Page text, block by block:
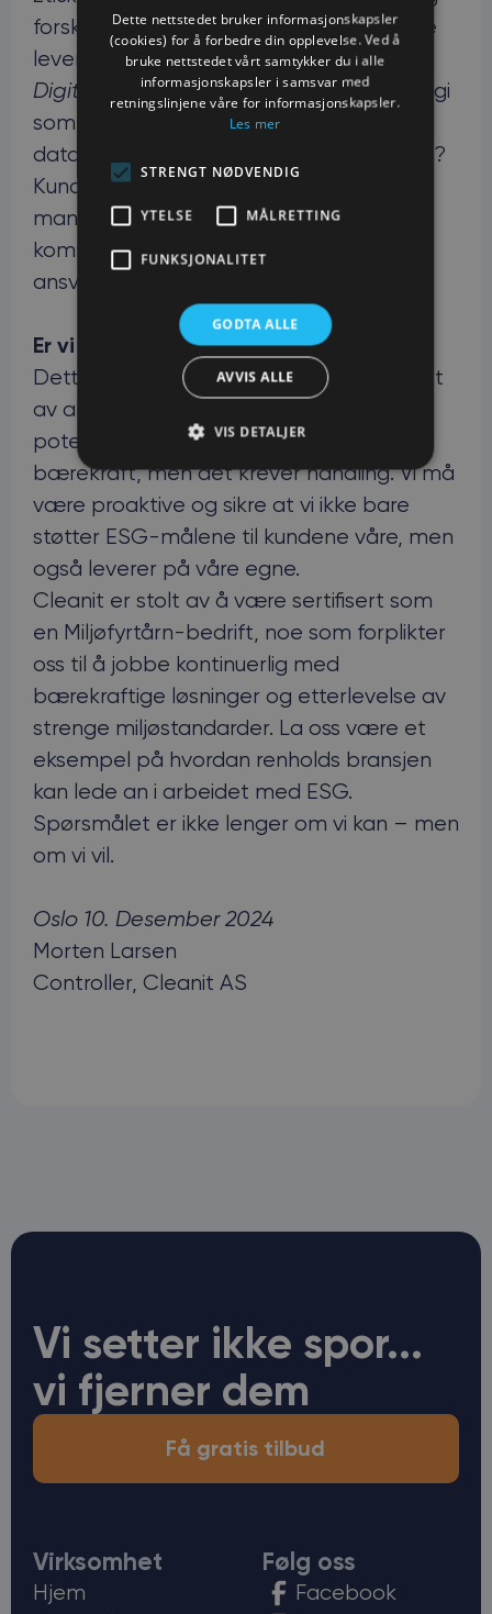
forskrifter og stiller vi samme krav til våre
leverandører?
Digitalisering:Bruker vi moderne teknologi
som IoT for å overvåke ressursbruk og gi
datadrevne forbedringer i våre tjenester?
Kundene vil ikke lenger akseptere
manglende innsikt eller uklar
kommunikasjon – vi må være åpne og
ansvarlige.
Er vi klare til å lede?
Dette er kanskje det viktigste spørsmålet
av alle. Renholdsbransjen har et stort
potensial til å være en drivkraft for
bærekraft, men det krever handling. Vi må
være proaktive og sikre at vi ikke bare
støtter ESG-målene til kundene våre, men
også leverer på våre egne.
Cleanit er stolt av å være sertifisert som
en Miljøfyrtårn-bedrift, noe som forplikter
oss til å jobbe kontinuerlig med
bærekraftige løsninger og etterlevelse av
strenge miljøstandarder. La oss være et
eksempel på hvordan renholds bransjen
kan lede an i arbeidet med ESG.
Spørsmålet er ikke lenger om vi kan – men
om vi vil.
Oslo 10. Desember 2024
Morten Larsen
Controller, Cleanit AS
Vi setter ikke spor...
vi fjerner dem
Få gratis tilbud
Virksomhet
Hjem
Følg oss
Facebook
Dette nettstedet bruker informasjonskapsler
(cookies) for å forbedre din opplevelse. Ved å
bruke nettstedet vårt samtykker du i alle
informasjonskapsler i samsvar med
retningslinjene våre for informasjonskapsler.
Les mer
STRENGT NØDVENDIG
YTELSE MÅLRETTING
FUNKSJONALITET
GODTA ALLE
AVVIS ALLE
VIS DETALJER